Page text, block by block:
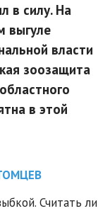
в силу. На
выгуле
власти
зоозащита
в этой
Считать ли